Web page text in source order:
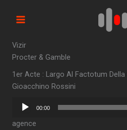
Vizir
Procter & Gamble
1er Acte : Largo Al Factotum Della
Gioacchino Rossini
Lecteur
00:00
agence